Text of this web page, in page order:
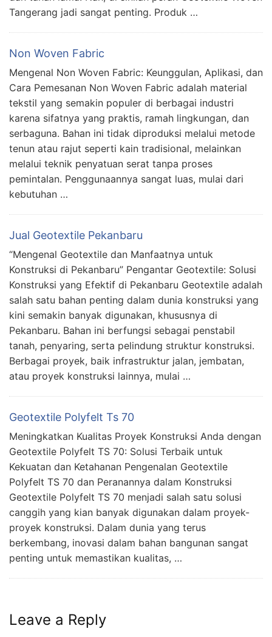
Tangerang jadi sangat penting. Produk …
Non Woven Fabric
Mengenal Non Woven Fabric: Keunggulan, Aplikasi, dan
Cara Pemesanan Non Woven Fabric adalah material
tekstil yang semakin populer di berbagai industri
karena sifatnya yang praktis, ramah lingkungan, dan
serbaguna. Bahan ini tidak diproduksi melalui metode
tenun atau rajut seperti kain tradisional, melainkan
melalui teknik penyatuan serat tanpa proses
pemintalan. Penggunaannya sangat luas, mulai dari
kebutuhan …
Jual Geotextile Pekanbaru
“Mengenal Geotextile dan Manfaatnya untuk
Konstruksi di Pekanbaru” Pengantar Geotextile: Solusi
Konstruksi yang Efektif di Pekanbaru Geotextile adalah
salah satu bahan penting dalam dunia konstruksi yang
kini semakin banyak digunakan, khususnya di
Pekanbaru. Bahan ini berfungsi sebagai penstabil
tanah, penyaring, serta pelindung struktur konstruksi.
Berbagai proyek, baik infrastruktur jalan, jembatan,
atau proyek konstruksi lainnya, mulai …
Geotextile Polyfelt Ts 70
Meningkatkan Kualitas Proyek Konstruksi Anda dengan
Geotextile Polyfelt TS 70: Solusi Terbaik untuk
Kekuatan dan Ketahanan Pengenalan Geotextile
Polyfelt TS 70 dan Peranannya dalam Konstruksi
Geotextile Polyfelt TS 70 menjadi salah satu solusi
canggih yang kian banyak digunakan dalam proyek-
proyek konstruksi. Dalam dunia yang terus
berkembang, inovasi dalam bahan bangunan sangat
penting untuk memastikan kualitas, …
Leave a Reply